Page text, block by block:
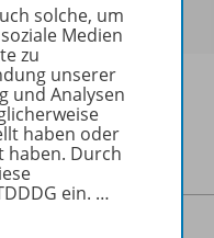
solche, um
Medien
zu
unserer
und Analysen
haben oder
haben. Durch
ein. …